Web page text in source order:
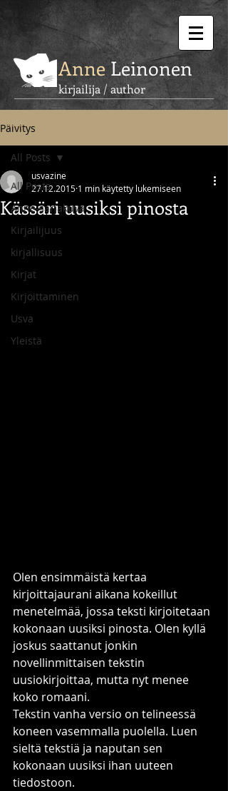
AnneLeinonen
kirjailija / author
Päivitys
All Posts
Anne-sarjakuva
Kirjailijuus
kirjallisuus
Kirjat
Kirjoittaminen
Usva
Yleistä
All Posts
Kässäri uusiksi pinosta
usvazine
27.12.2015 1 min käytetty lukemiseen
Olen ensimmäistä kertaa
kirjoittajaurani aikana kokeillut
menetelmää, jossa teksti kirjoitetaan
kokonaan uusiksi pinosta. Olen kyllä
joskus saattanut jonkin
novellinmittaisen tekstin
uusiokirjoittaa, mutta nyt menee
koko romaani.
Tekstin vanha versio on telineessä
koneen vasemmalla puolella. Luen
sieltä tekstiä ja naputan sen
kokonaan uusiksi ihan uuteen
tiedostoon.